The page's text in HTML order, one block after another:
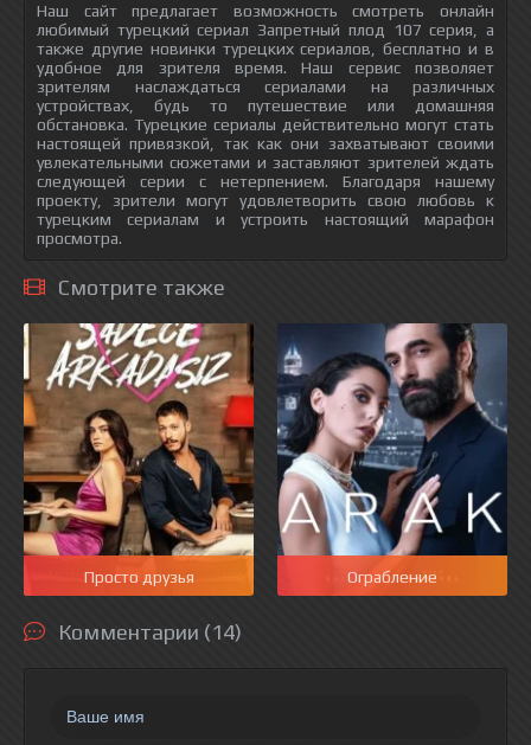
Наш сайт предлагает возможность смотреть онлайн
любимый турецкий сериал Запретный плод 107 серия, а
также другие новинки турецких сериалов, бесплатно и в
удобное для зрителя время. Наш сервис позволяет
зрителям наслаждаться сериалами на различных
устройствах, будь то путешествие или домашняя
обстановка. Турецкие сериалы действительно могут стать
настоящей привязкой, так как они захватывают своими
увлекательными сюжетами и заставляют зрителей ждать
следующей серии с нетерпением. Благодаря нашему
проекту, зрители могут удовлетворить свою любовь к
турецким сериалам и устроить настоящий марафон
просмотра.
Смотрите также
Просто друзья Ограбление
Комментарии (14)